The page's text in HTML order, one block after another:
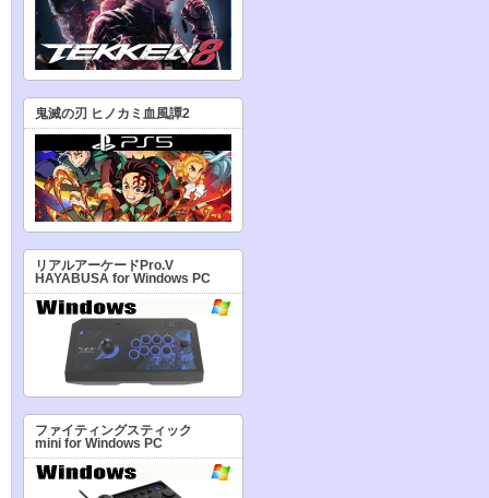
鬼滅の刃 ヒノカミ血風譚2
リアルアーケードPro.V
HAYABUSA for Windows PC
ファイティングスティック
mini for Windows PC